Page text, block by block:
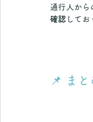
通行人から
確認 してお
📌 ま